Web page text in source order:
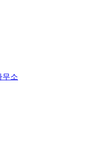
무소